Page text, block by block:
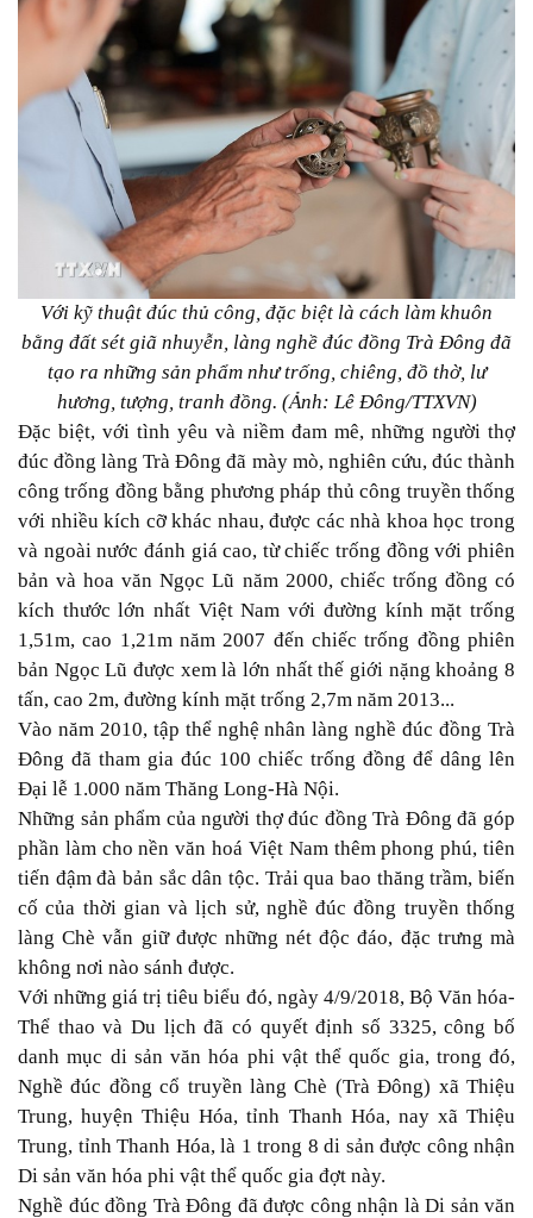
Với kỹ thuật đúc thủ công, đặc biệt là cách làm khuôn
bằng đất sét giã nhuyễn, làng nghề đúc đồng Trà Đông đã
tạo ra những sản phẩm như trống, chiêng, đồ thờ, lư
hương, tượng, tranh đồng. (Ảnh: Lê Đông/TTXVN)
Đặc biệt, với tình yêu và niềm đam mê, những người thợ
đúc đồng làng Trà Đông đã mày mò, nghiên cứu, đúc thành
công trống đồng bằng phương pháp thủ công truyền thống
với nhiều kích cỡ khác nhau, được các nhà khoa học trong
và ngoài nước đánh giá cao, từ chiếc trống đồng với phiên
bản và hoa văn Ngọc Lũ năm 2000, chiếc trống đồng có
kích thước lớn nhất Việt Nam với đường kính mặt trống
1,51m, cao 1,21m năm 2007 đến chiếc trống đồng phiên
bản Ngọc Lũ được xem là lớn nhất thế giới nặng khoảng 8
tấn, cao 2m, đường kính mặt trống 2,7m năm 2013...
Vào năm 2010, tập thể nghệ nhân làng nghề đúc đồng Trà
Đông đã tham gia đúc 100 chiếc trống đồng để dâng lên
Đại lễ 1.000 năm Thăng Long-Hà Nội.
Những sản phẩm của người thợ đúc đồng Trà Đông đã góp
phần làm cho nền văn hoá Việt Nam thêm phong phú, tiên
tiến đậm đà bản sắc dân tộc. Trải qua bao thăng trầm, biến
cố của thời gian và lịch sử, nghề đúc đồng truyền thống
làng Chè vẫn giữ được những nét độc đáo, đặc trưng mà
không nơi nào sánh được.
Với những giá trị tiêu biểu đó, ngày 4/9/2018, Bộ Văn hóa-
Thể thao và Du lịch đã có quyết định số 3325, công bố
danh mục di sản văn hóa phi vật thể quốc gia, trong đó,
Nghề đúc đồng cổ truyền làng Chè (Trà Đông) xã Thiệu
Trung, huyện Thiệu Hóa, tỉnh Thanh Hóa, nay xã Thiệu
Trung, tỉnh Thanh Hóa, là 1 trong 8 di sản được công nhận
Di sản văn hóa phi vật thể quốc gia đợt này.
Nghề đúc đồng Trà Đông đã được công nhận là Di sản văn